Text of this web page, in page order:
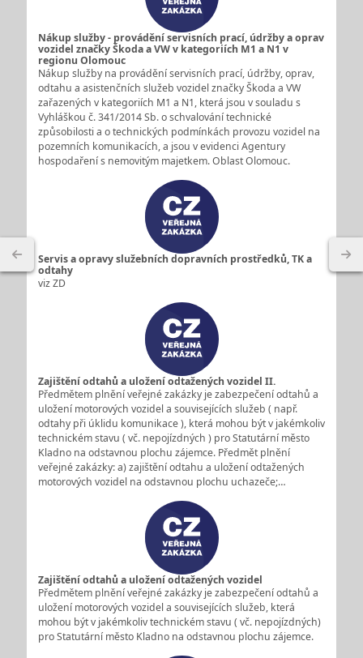
Nákup služby - provádění servisních prací, údržby a oprav
vozidel značky Škoda a VW v kategoriích M1 a N1 v
regionu Olomouc
Nákup služby na provádění servisních prací, údržby, oprav,
odtahu a asistenčních služeb vozidel značky Škoda a VW
zařazených v kategoriích M1 a N1, která jsou v souladu s
Vyhláškou č. 341/2014 Sb. o schvalování technické
způsobilosti a o technických podmínkách provozu vozidel na
pozemních komunikacích, a jsou v evidenci Agentury
hospodaření s nemovitým majetkem. Oblast Olomouc.
Servis a opravy služebních dopravních prostředků, TK a
odtahy
viz ZD
Zajištění odtahů a uložení odtažených vozidel II.
Předmětem plnění veřejné zakázky je zabezpečení odtahů a
uložení motorových vozidel a souvisejících služeb ( např.
odtahy při úklidu komunikace ), která mohou být v jakémkoliv
technickém stavu ( vč. nepojízdných ) pro Statutární město
Kladno na odstavnou plochu zájemce. Předmět plnění
veřejné zakázky: a) zajištění odtahu a uložení odtažených
motorových vozidel na odstavnou plochu uchazeče;…
Zajištění odtahů a uložení odtažených vozidel
Předmětem plnění veřejné zakázky je zabezpečení odtahů a
uložení motorových vozidel a souvisejících služeb, která
mohou být v jakémkoliv technickém stavu ( vč. nepojízdných)
pro Statutární město Kladno na odstavnou plochu zájemce.